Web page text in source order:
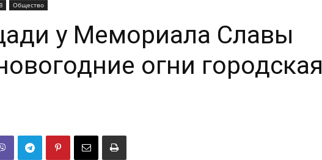
Гагрского
Общество
у Мемориала Славы
огни городская